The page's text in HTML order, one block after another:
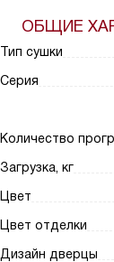
ОБЩИЕ
Тип сушки
Серия
Количество
Загрузка, кг
Цвет
Цвет отделки
Дизайн дверцы